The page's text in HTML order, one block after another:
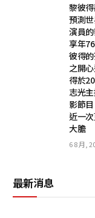
黎彼
預測
演員
享年
彼得
之開
得於
志光
影節
近一
大膽
6 8 月,
最新消息